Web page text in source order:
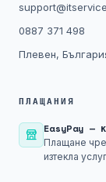
0887 371 498
Плевен,
ПЛАЩАНИЯ
EasyPay —
Плащане
изтекла